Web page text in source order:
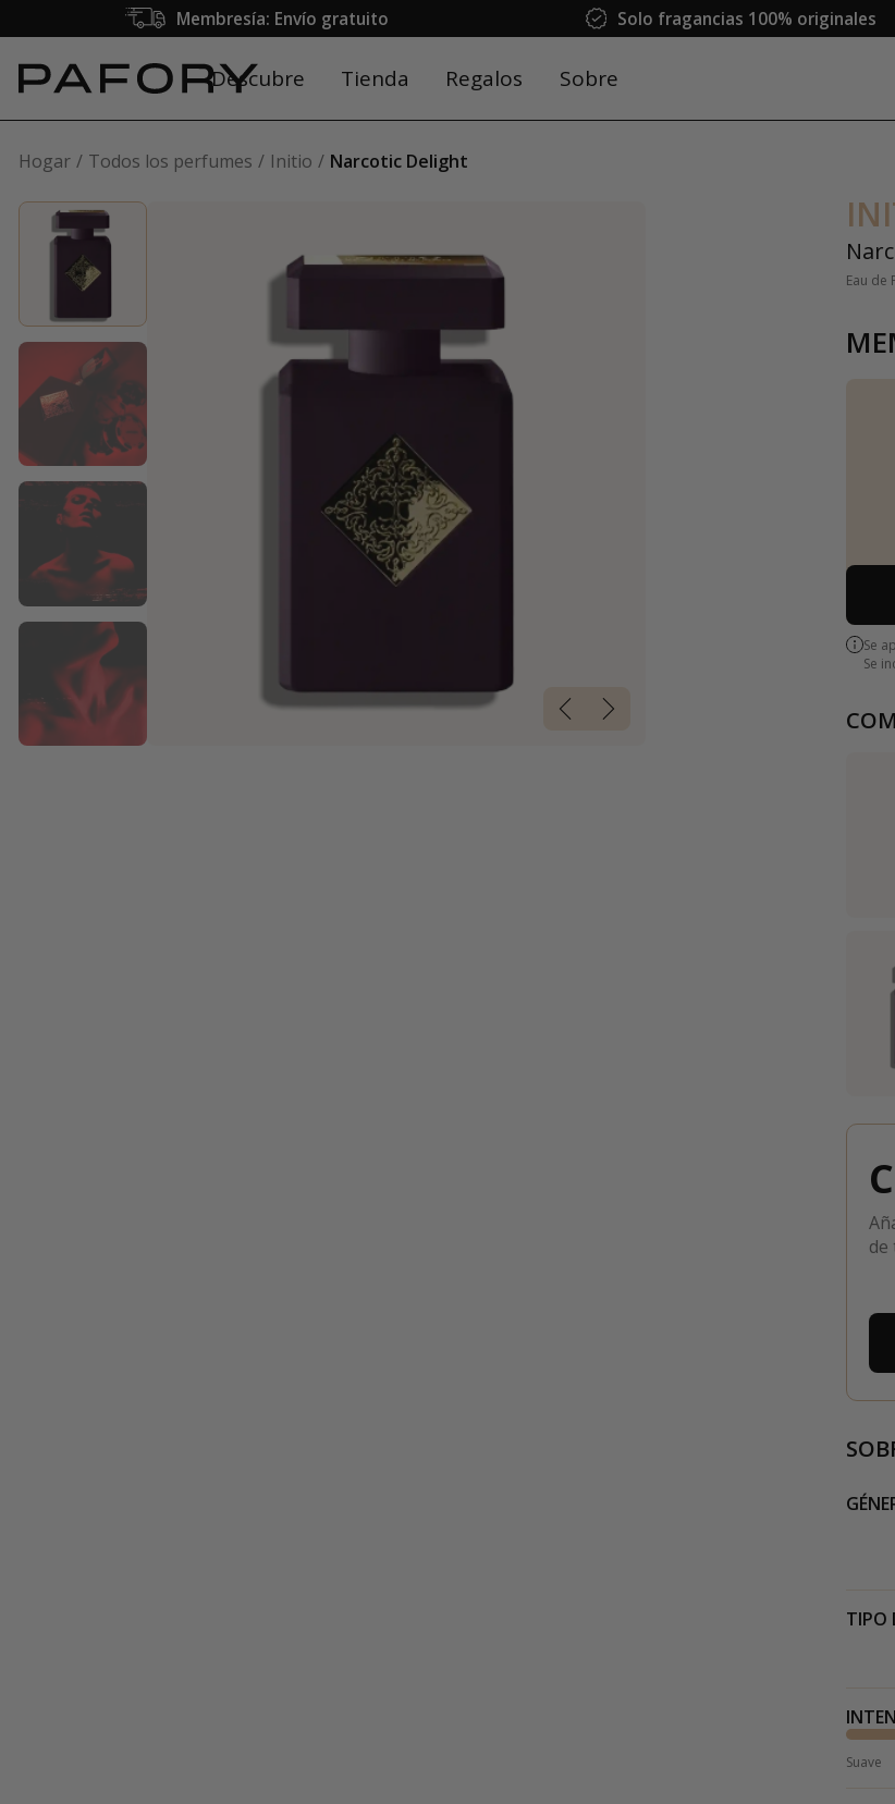
Membresía: Envío gratuito Solo fragancias 100% originales
Descubre Tienda Regalos Sobre
Hogar Todos los perfumes Initio Narcotic Delight
Eau de
Se
Se
de
TIPO
Suave